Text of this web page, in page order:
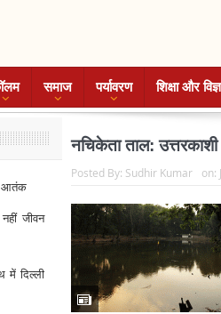
समाज पर्यावरण शिक्षा और
नचिकेता ताल:
Posted By: Sudhir Kumar on:
आतंक
जीवन
में दिल्ली